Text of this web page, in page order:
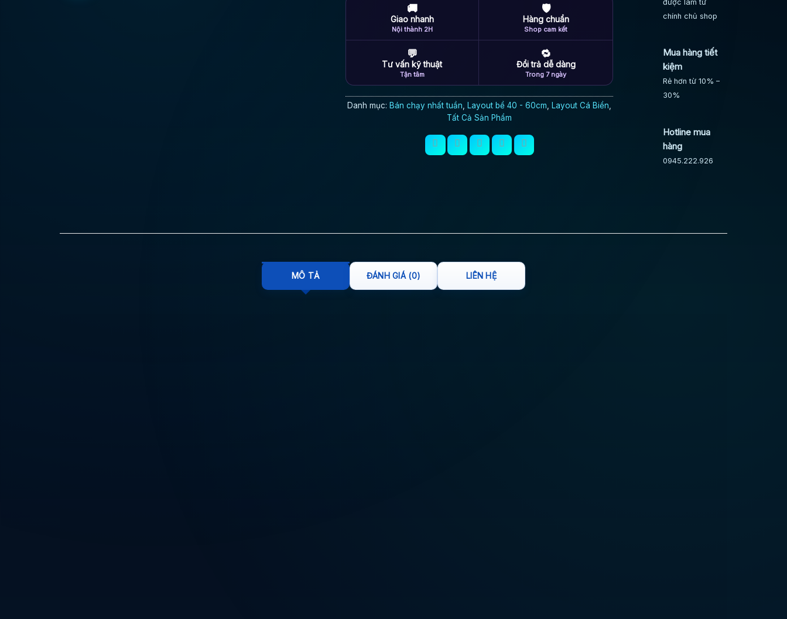
🚚
Giao nhanh
Nội thành 2H
🛡
Hàng chuẩn
Shop cam kết
💬
Tư vấn kỹ thuật
Tận tâm
🔁
Đổi trả dễ dàng
Trong 7 ngày
Danh mục: Bán chạy nhất tuần Layout bể 40 - 60cm Layout Cá Biển
Tất Cả Sản Phẩm
được làm từ
chính chủ shop
Mua hàng tiết
kiệm
Rẻ hơn từ 10% –
30%
Hotline mua
hàng
0945.222.926
MÔ TẢ ĐÁNH GIÁ (0) LIÊN HỆ